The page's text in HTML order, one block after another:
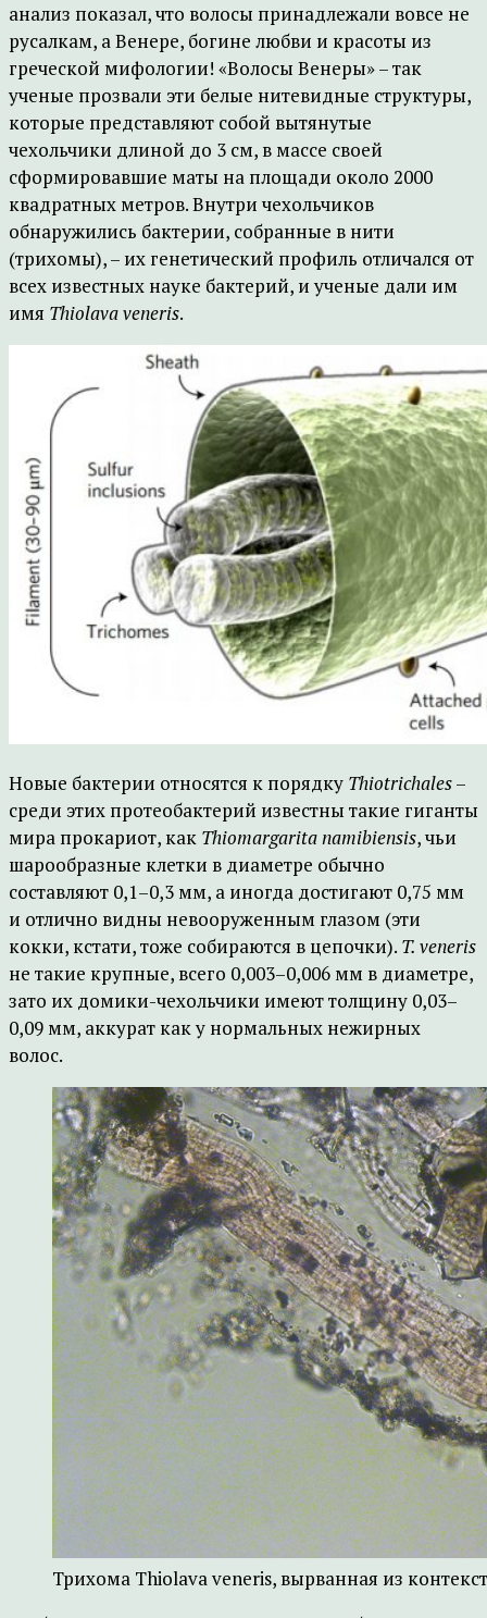
анализ показал, что волосы принадлежали вовсе не
русалкам, а Венере, богине любви и красоты из
греческой мифологии! «Волосы Венеры» – так
ученые прозвали эти белые нитевидные структуры,
которые представляют собой вытянутые
чехольчики длиной до 3 см, в массе своей
сформировавшие маты на площади около 2000
квадратных метров. Внутри чехольчиков
обнаружились бактерии, собранные в нити
(трихомы), – их генетический профиль отличался от
всех известных науке бактерий, и ученые дали им
имя Thiolava veneris.
Новые бактерии относятся к порядку Thiotrichales–
среди этих протеобактерий известны такие гиганты
мира прокариот, как Thiomargarita namibiensis, чьи
шарообразные клетки в диаметре обычно
составляют 0,1–0,3 мм, а иногда достигают 0,75 мм
и отлично видны невооруженным глазом (эти
кокки, кстати, тоже собираются в цепочки). T. veneris
не такие крупные, всего 0,003–0,006 мм в диаметре,
зато их домики-чехольчики имеют толщину 0,03–
0,09 мм, аккурат как у нормальных нежирных
волос.
Трихома Thiolava veneris, вырванная из